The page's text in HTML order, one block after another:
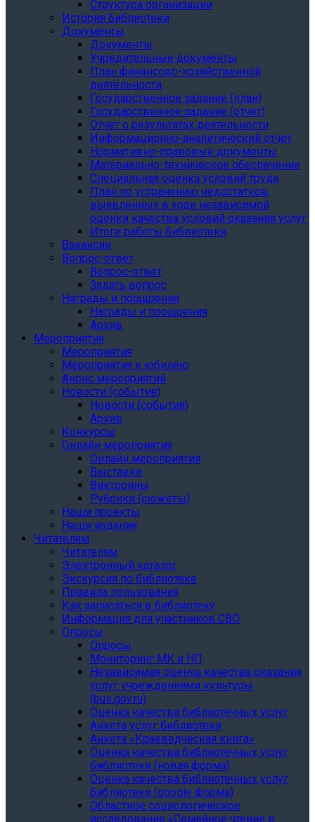
Структура организации
История библиотеки
Документы
Документы
Учредительные документы
План финансово-хозяйственной
деятельности
Государственное задание (план)
Государственное задание (отчет)
Отчет о результатах деятельности
Информационно-аналитический отчет
Нормативно-правовые документы
Материально-техническое обеспечение
Специальная оценка условий труда
План по устранению недостатков,
выявленных в ходе независимой
оценки качества условий оказания услуг
Итоги работы библиотеки
Вакансии
Вопрос-ответ
Вопрос-ответ
Задать вопрос
Награды и поощрения
Награды и поощрения
Архив
Мероприятия
Мероприятия
Мероприятия к юбилею
Анонс мероприятий
Новости (события)
Новости (события)
Архив
Конкурсы
Онлайн мероприятия
Онлайн мероприятия
Выставки
Викторины
Рубрики (сюжеты)
Наши проекты
Наши издания
Читателям
Читателям
Электронный каталог
Экскурсия по библиотеке
Правила пользования
Как записаться в библиотеку
Информация для участников СВО
Опросы
Опросы
Мониторинг МК и НП
Независимая оценка качества оказания
услуг учреждениями культуры
(bus.gov.ru)
Оценка качества библиотечных услуг
Анкета услуг библиотеки
Анкета «Краеведческая книга»
Oценка качества библиотечных услуг
библиотеки (новая форма)
Oценка качества библиотечных услуг
библиотеки (google форма)
Областное социологическое
исследование «Семейное чтение в